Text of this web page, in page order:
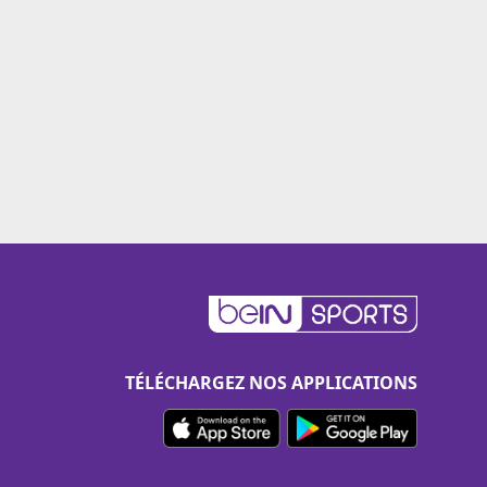
TÉLÉCHARGEZ NOS APPLICATIONS